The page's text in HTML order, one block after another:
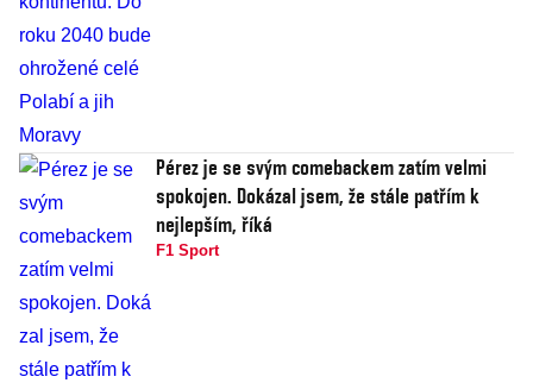
Pérez je se svým comebackem zatím velmi
spokojen. Dokázal jsem, že stále patřím k
nejlepším, říká
F1 Sport